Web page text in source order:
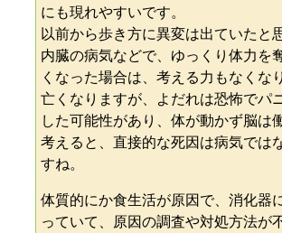
にも現れやすいです。
以前から歩き方に異変は出ていたと
内臓の病気などで、ゆっくり体力を
くなった場合は、考える力もなくな
亡くなりますが、よだれは恐怖でパ
した可能性があり、体が動かず脳は
考えると、直接的な死因は病気では
すね。
体質的にか食生活が原因で、消化器
っていて、原因の調査や対処方法が